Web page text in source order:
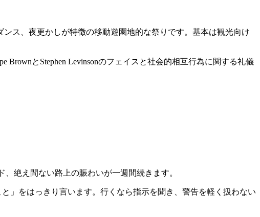
ンス、夜更かしが特徴の移動遊園地的な祭りです。基本は観光向け
とStephen Levinsonのフェイスと社会的相互行為に関する礼儀
、絶え間ない路上の賑わいが一週間続きます。
」をはっきり言います。行くなら指示を聞き、警告を軽く扱わない